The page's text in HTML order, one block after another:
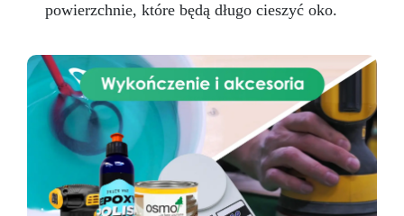
powierzchnie, które będą długo cieszyć oko.